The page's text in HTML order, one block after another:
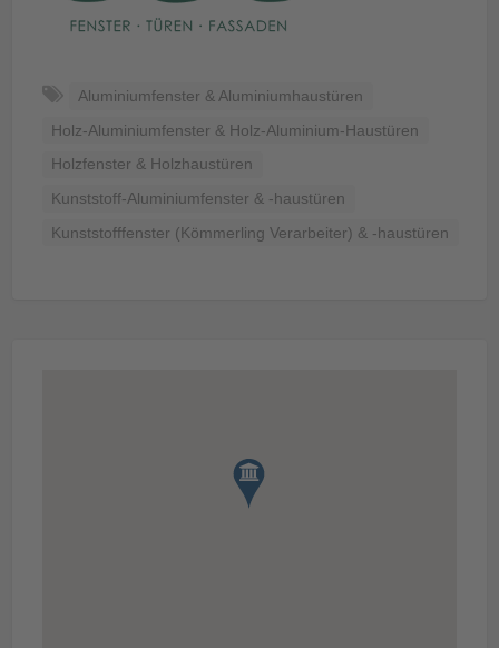
Aluminiumfenster & Aluminiumhaustüren
Holz-Aluminiumfenster & Holz-Aluminium-Haustüren
Holzfenster & Holzhaustüren
Kunststoff-Aluminiumfenster & -haustüren
Kunststofffenster (Kömmerling Verarbeiter) & -haustüren